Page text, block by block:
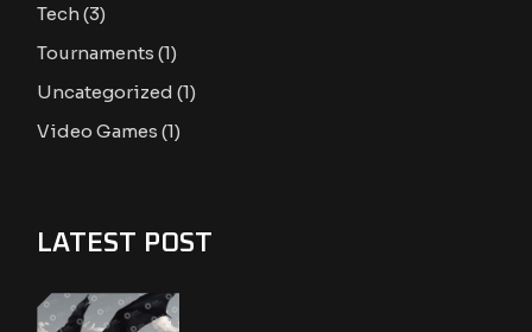
Tech(3)
Tournaments (1)
Uncategorized (1)
Video Games (1)
LATEST POST